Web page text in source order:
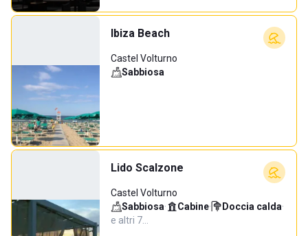
Ibiza Beach
Castel Volturno
Sabbiosa
Lido Scalzone
Castel Volturno
Sabbiosa· Cabine· Doccia calda·
e altri 7…